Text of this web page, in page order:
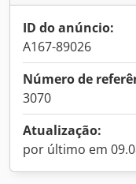
ID do anúncio:
A167-89026
Número de
3070
Atualização:
por último em